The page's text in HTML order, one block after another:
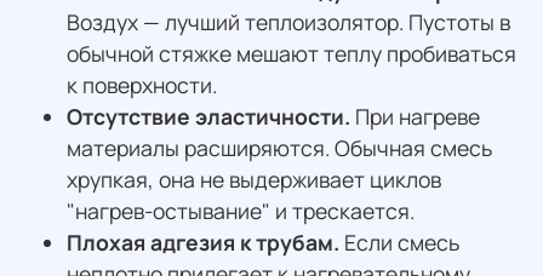
Воздух — лучший теплоизолятор. Пустоты в
обычной стяжке мешают теплу пробиваться
к поверхности.
Отсутствие эластичности. При нагреве
материалы расширяются. Обычная смесь
хрупкая, она не выдерживает циклов
"нагрев-остывание" и трескается.
Плохая адгезия к трубам. Если смесь